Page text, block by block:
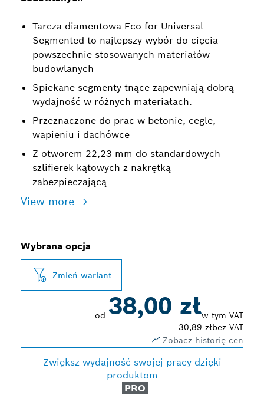
Tarcza diamentowa Eco for Universal
Segmented to najlepszy wybór do cięcia
powszechnie stosowanych materiałów
budowlanych
Spiekane segmenty tnące zapewniają dobrą
wydajność w różnych materiałach.
Przeznaczone do prac w betonie, cegle,
wapieniu i dachówce
Z otworem 22,23 mm do standardowych
szlifierek kątowych z nakrętką
zabezpieczającą
View more
Wybrana opcja
Zmień wariant
od 38,00 złw tym VAT
30,89 złbez VAT
Zobacz historię cen
Zwiększ wydajność swojej pracy dzięki
produktom
PRO